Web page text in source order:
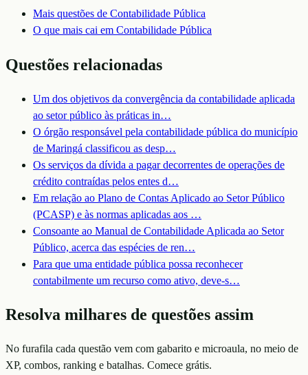
Mais questões de Contabilidade Pública
O que mais cai em Contabilidade Pública
Questões relacionadas
Um dos objetivos da convergência da contabilidade aplicada
ao setor público às práticas in…
O órgão responsável pela contabilidade pública do município
de Maringá classificou as desp…
Os serviços da dívida a pagar decorrentes de operações de
crédito contraídas pelos entes d…
Em relação ao Plano de Contas Aplicado ao Setor Público
(PCASP) e às normas aplicadas aos …
Consoante ao Manual de Contabilidade Aplicada ao Setor
Público, acerca das espécies de ren…
Para que uma entidade pública possa reconhecer
contabilmente um recurso como ativo, deve-s…
Resolva milhares de questões assim
No furafila cada questão vem com gabarito e microaula, no meio de
XP, combos, ranking e batalhas. Comece grátis.